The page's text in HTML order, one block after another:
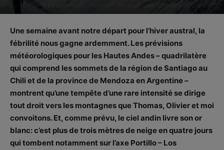
Texte Pierre Pinsonnault / Photos P. Pinsonnault, T. Thiery et O. Dion
Une semaine avant notre départ pour l’hiver austral, la
fébrilité nous gagne ardemment. Les prévisions
météorologiques pour les Hautes Andes – quadrilatère
qui comprend les sommets de la région de Santiago au
Chili et de la province de Mendoza en Argentine –
montrent qu’une tempête d’une rare intensité se dirige
tout droit vers les montagnes que Thomas, Olivier et moi
convoitons. Et, comme prévu, le ciel andin livre son or
blanc: c’est plus de trois mètres de neige en quatre jours
qui tombent notamment sur l’axe Portillo – Los